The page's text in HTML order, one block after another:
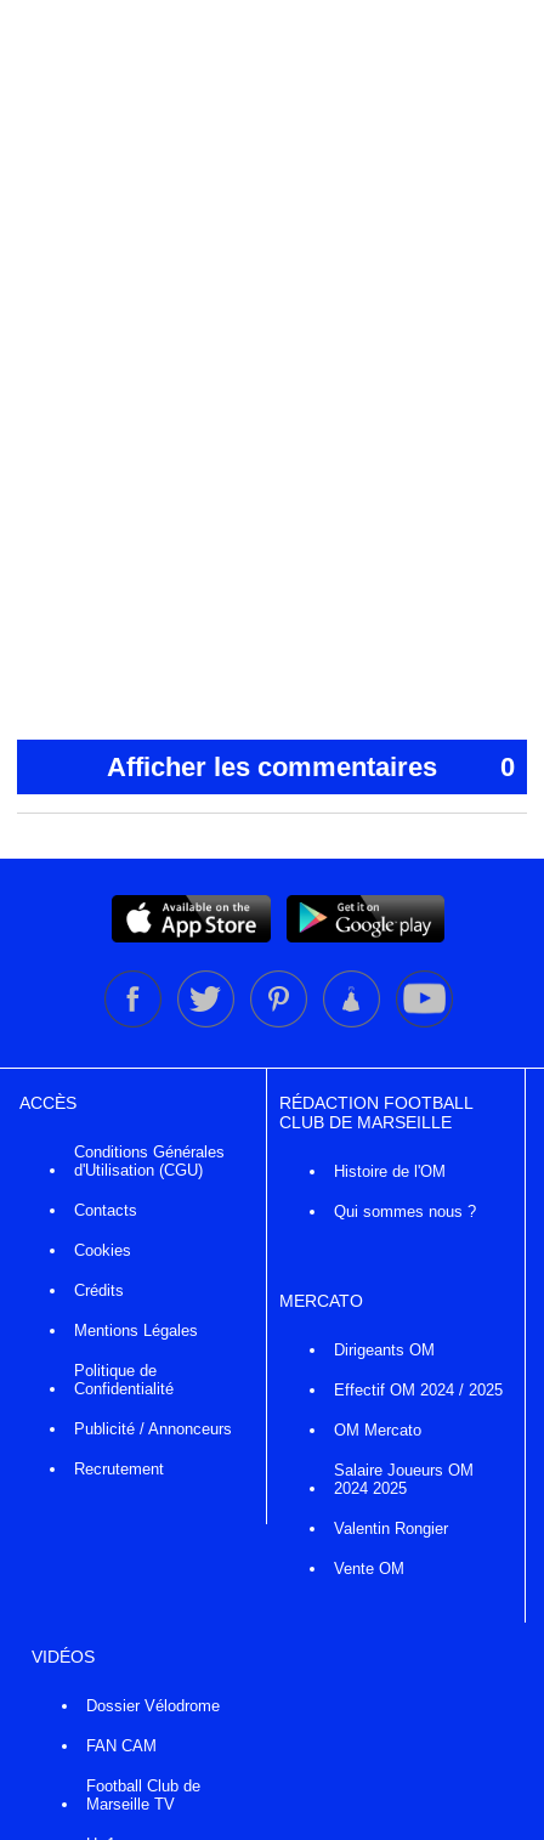
Afficher les commentaires 0
ACCÈS
Conditions Générales
d'Utilisation (CGU)
Contacts
Cookies
Crédits
Mentions Légales
Politique de
Confidentialité
Publicité / Annonceurs
Recrutement
RÉDACTION FOOTBALL
CLUB DE MARSEILLE
Histoire de l'OM
Qui sommes nous ?
MERCATO
Dirigeants OM
Effectif OM 2024 / 2025
OM Mercato
Salaire Joueurs OM
2024 2025
Valentin Rongier
Vente OM
VIDÉOS
Dossier Vélodrome
FAN CAM
Football Club de
Marseille TV